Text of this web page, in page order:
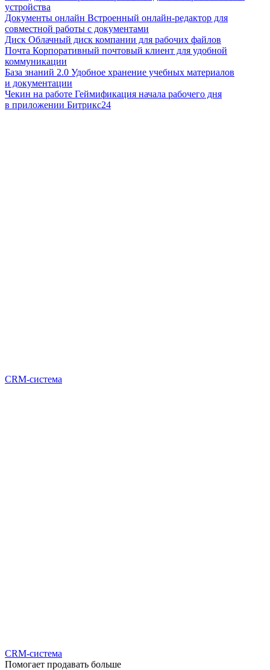
устройства
Документы онлайн Встроенный онлайн-редактор для
совместной работы с документами
Диск Облачный диск компании для рабочих файлов
Почта Корпоративный почтовый клиент для удобной
коммуникации
База знаний 2.0 Удобное хранение учебных материалов
и документации
Чекин на работе Геймификация начала рабочего дня
в приложении Битрикс24
CRM-система
CRM-система
Помогает продавать больше